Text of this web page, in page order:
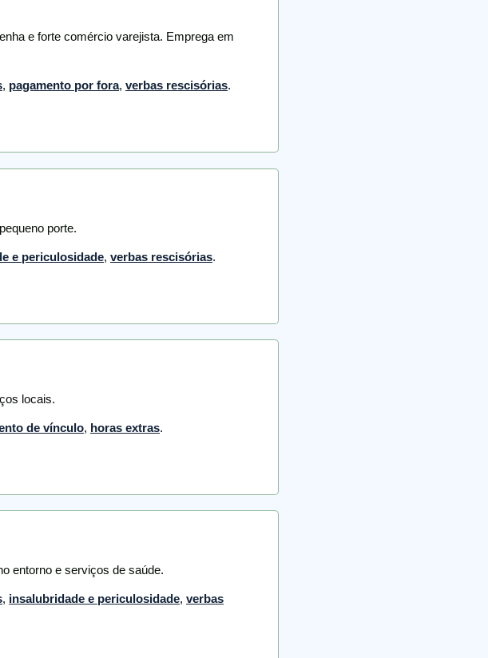
e forte comércio varejista. Emprega em
, pagamento por fora, verbas rescisórias.
porte.
e periculosidade, verbas rescisórias.
locais.
de vínculo, horas extras.
entorno e serviços de saúde.
, insalubridade e periculosidade, verbas